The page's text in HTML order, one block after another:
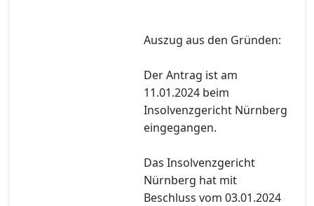
Auszug aus den Gründen:
Der Antrag ist am
11.01.2024 beim
Insolvenzgericht Nürnberg
eingegangen.
Das Insolvenzgericht
Nürnberg hat mit
Beschluss vom 03.01.2024